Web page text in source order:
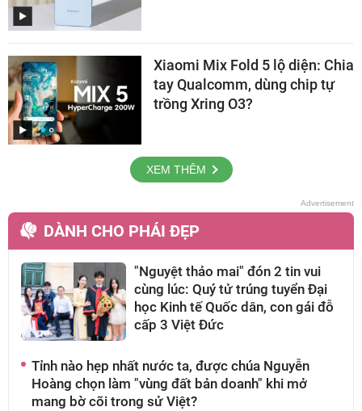
Xiaomi Mix Fold 5 lộ diện: Chia
tay Qualcomm, dùng chip tự
trồng Xring O3?
XEM THÊM
DÀNH CHO PHÁI ĐẸP
"Nguyệt thảo mai" đón 2 tin vui
cùng lúc: Quý tử trúng tuyển Đại
học Kinh tế Quốc dân, con gái đỗ
cấp 3 Việt Đức
Tỉnh nào hẹp nhất nước ta, được chúa Nguyễn
Hoàng chọn làm "vùng đất bản doanh" khi mở
mang bờ cõi trong sử Việt?